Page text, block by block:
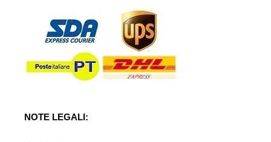
NOTE LEGALI: